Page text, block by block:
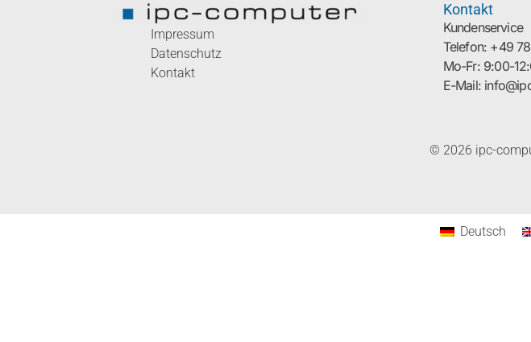
Impressum
Datenschutz
Kontakt
Kontakt
Kundenservice
Telefon: +49
Mo-Fr: 9:00-
E-Mail:
© 2026 ipc-
Deutsch